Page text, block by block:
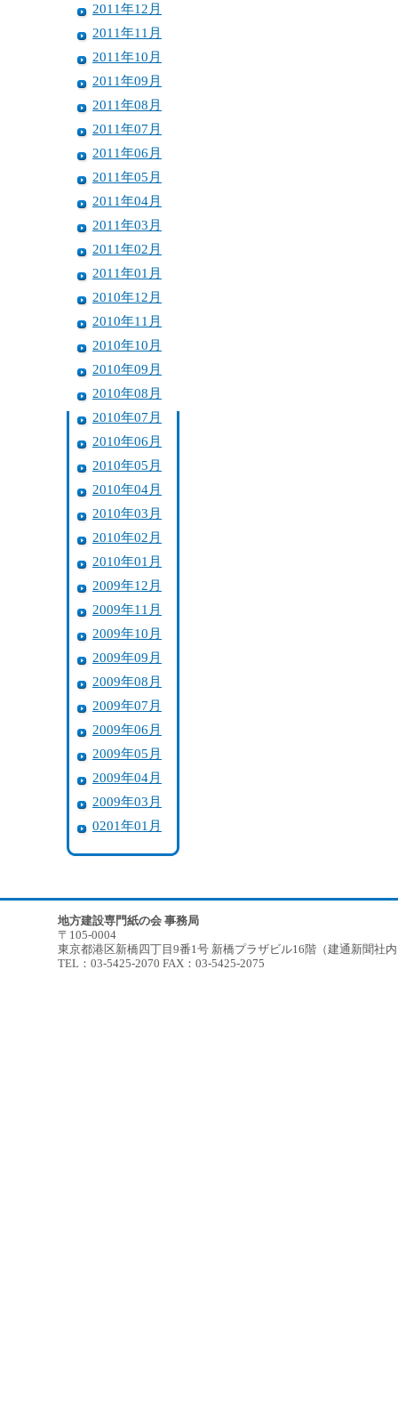
2011年12月
2011年11月
2011年10月
2011年09月
2011年08月
2011年07月
2011年06月
2011年05月
2011年04月
2011年03月
2011年02月
2011年01月
2010年12月
2010年11月
2010年10月
2010年09月
2010年08月
2010年07月
2010年06月
2010年05月
2010年04月
2010年03月
2010年02月
2010年01月
2009年12月
2009年11月
2009年10月
2009年09月
2009年08月
2009年07月
2009年06月
2009年05月
2009年04月
2009年03月
0201年01月
地方建設専門紙の会 事務局
〒105-0004
東京都港区新橋四丁目9番1号 新橋プラザビル16階（建通新聞社
TEL：03-5425-2070 FAX：03-5425-2075